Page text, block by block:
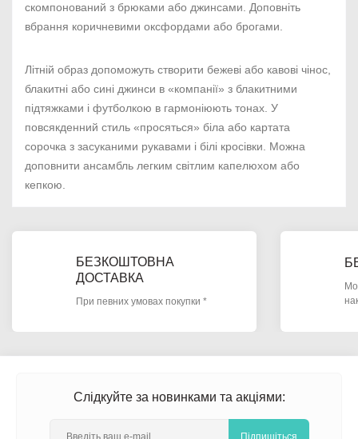
скомпонований з брюками або джинсами. Доповніть
вбрання коричневими оксфордами або брогами.
Літній образ допоможуть створити бежеві або кавові чінос,
блакитні або сині джинси в «компанії» з блакитними
підтяжками і футболкою в гармоніюють тонах. У
повсякденний стиль «просяться» біла або картата
сорочка з засуканими рукавами і білі кросівки. Можна
доповнити ансамбль легким світлим капелюхом або
кепкою.
БЕЗКОШТОВНА
ДОСТАВКА
При певних умовах покупки *
Слідкуйте за новинками та акціями:
Підпишіться